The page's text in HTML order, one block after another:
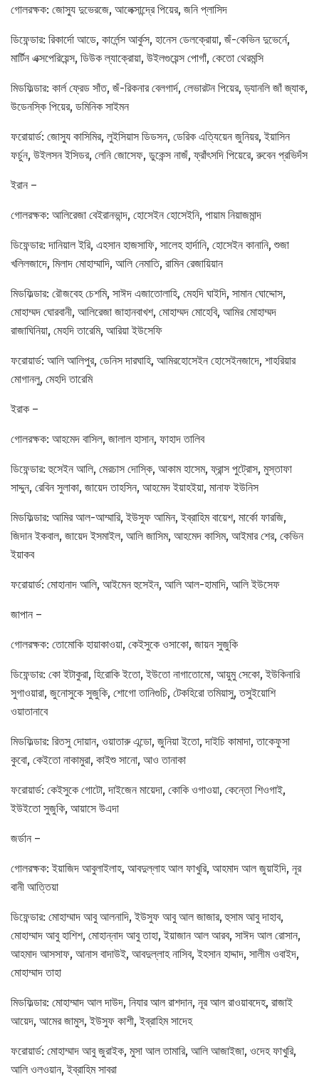
গোলরক্ষক: জোস্যু দুভেরজে, আলেক্সান্দ্রে পিয়ের, জনি প্লাসিদ
ডিফেন্ডার: রিকার্দো আডে, কার্লেন্স আর্কুস, হানেস ডেলক্রোয়া, জঁ-কেভিন দুভের্নে,
মার্টিন এক্সপেরিয়েন্স, ডিউক ল্যাক্রোয়া, উইলগুয়েন্স পোগাঁ, কেতো থেরমন্সি
মিডফিল্ডার: কার্ল ফ্রেড সাঁত, জঁ-রিকনার বেলগার্দ, লেভারটন পিয়ের, ড্যানলি জাঁ জ্যাক,
উডেনস্কি পিয়ের, ডমিনিক সাইমন
ফরোয়ার্ড: জোস্যু কাসিমির, লুইসিয়াস ডিডসন, ডেরিক এত্যিয়েন জুনিয়র, ইয়াসিন
ফর্চুন, উইলসন ইসিডর, লেনি জোসেফ, ডুকেন্স নাজঁ, ফ্রাঁৎসদি পিয়েরে, রুবেন প্রভিদঁস
ইরান –
গোলরক্ষক: আলিরেজা বেইরানভান্দ, হোসেইন হোসেইনি, পায়াম নিয়াজমান্দ
ডিফেন্ডার: দানিয়াল ইরি, এহসান হাজসাফি, সালেহ হার্দানি, হোসেইন কানানি, শুজা
খলিলজাদে, মিলাদ মোহাম্মাদি, আলি নেমাতি, রামিন রেজায়িয়ান
মিডফিল্ডার: রৌজবেহ চেশমি, সাঈদ এজাতোলাহি, মেহদি ঘাইদি, সামান ঘোদ্দোস,
মোহাম্মদ ঘোরবানী, আলিরেজা জাহানবাখশ, মোহাম্মদ মোহেবি, আমির মোহাম্মদ
রাজাঘিনিয়া, মেহদি তারেমি, আরিয়া ইউসেফি
ফরোয়ার্ড: আলি আলিপুর, ডেনিস দারঘাহি, আমিরহোসেইন হোসেইনজাদে, শাহরিয়ার
মোগানলু, মেহদি তারেমি
ইরাক –
গোলরক্ষক: আহমেদ বাসিল, জালাল হাসান, ফাহাদ তালিব
ডিফেন্ডার: হুসেইন আলি, মেরচাস দোস্কি, আকাম হাসেম, ফ্রান্স পুট্রোস, মুস্তাফা
সাদ্দুন, রেবিন সুলাকা, জায়েদ তাহসিন, আহমেদ ইয়াহইয়া, মানাফ ইউনিস
মিডফিল্ডার: আমির আল-আম্মারি, ইউসুফ আমিন, ইব্রাহিম বায়েশ, মার্কো ফারজি,
জিদান ইকবাল, জায়েদ ইসমাইল, আলি জাসিম, আহমেদ কাসিম, আইমার শের, কেভিন
ইয়াকব
ফরোয়ার্ড: মোহানাদ আলি, আইমেন হুসেইন, আলি আল-হামাদি, আলি ইউসেফ
জাপান –
গোলরক্ষক: তোমোকি হায়াকাওয়া, কেইসুকে ওসাকো, জায়ন সুজুকি
ডিফেন্ডার: কো ইটাকুরা, হিরোকি ইতো, ইউতো নাগাতোমো, আয়ুমু সেকো, ইউকিনারি
সুগাওয়ারা, জুনোসুকে সুজুকি, শোগো তানিগুচি, টেকহিরো তমিয়াসু, তসুইয়োশি
ওয়াতানাবে
মিডফিল্ডার: রিতসু দোয়ান, ওয়াতারু এন্ডো, জুনিয়া ইতো, দাইচি কামাদা, তাকেফুসা
কুবো, কেইতো নাকামুরা, কাইশু সানো, আও তানাকা
ফরোয়ার্ড: কেইসুকে গোটো, দাইজেন মায়েদা, কোকি ওগাওয়া, কেন্তো শিওগাই,
ইউইতো সুজুকি, আয়াসে উএদা
জর্ডান –
গোলরক্ষক: ইয়াজিদ আবুলাইলাহ, আবদুল্লাহ আল ফাখুরি, আহমাদ আল জুয়াইদি, নূর
বানী আত্তিয়া
ডিফেন্ডার: মোহাম্মাদ আবু আলনাদি, ইউসুফ আবু আল জাজার, হুসাম আবু দাহাব,
মোহাম্মাদ আবু হাশিশ, মোহান্নাদ আবু তাহা, ইয়াজান আল আরব, সাঈদ আল রোসান,
আহমাদ আসসাফ, আনাস বাদাউই, আবদুল্লাহ নাসিব, ইহসান হাদ্দাদ, সালীম ওবাইদ,
মোহাম্মাদ তাহা
মিডফিল্ডার: মোহাম্মাদ আল দাউদ, নিযার আল রাশদান, নূর আল রাওয়াবদেহ, রাজাই
আয়েদ, আমের জামুস, ইউসুফ কাশী, ইব্রাহিম সাদেহ
ফরোয়ার্ড: মোহাম্মাদ আবু জুরাইক, মুসা আল তামারি, আলি আজাইজা, ওদেহ ফাখুরি,
আলি ওলওয়ান, ইব্রাহিম সাবরা